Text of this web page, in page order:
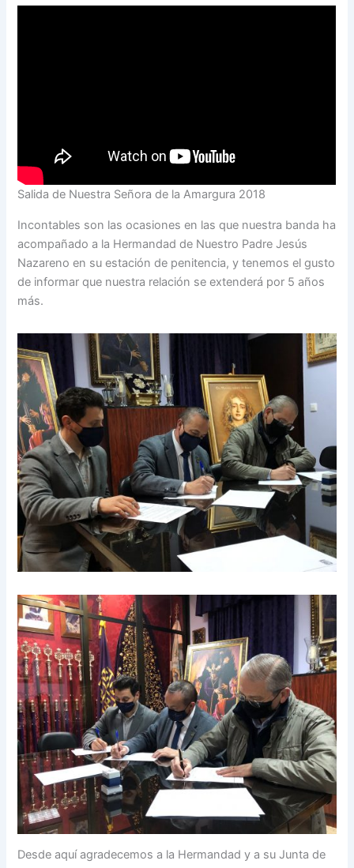
Salida de Nuestra Señora de la Amargura 2018
Incontables son las ocasiones en las que nuestra banda ha
acompañado a la Hermandad de Nuestro Padre Jesús
Nazareno en su estación de penitencia, y tenemos el gusto
de informar que nuestra relación se extenderá por 5 años
más.
Desde aquí agradecemos a la Hermandad y a su Junta de